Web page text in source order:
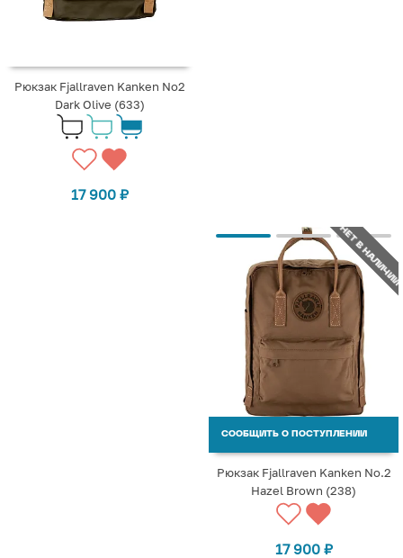
Рюкзак Fjallraven Kanken No2
Dark Olive (633)
17 900 ₽
НЕТ В НАЛИЧИИ
СООБЩИТЬ О ПОСТУПЛЕНИИ
Рюкзак Fjallraven Kanken No.2
Hazel Brown (238)
17 900 ₽